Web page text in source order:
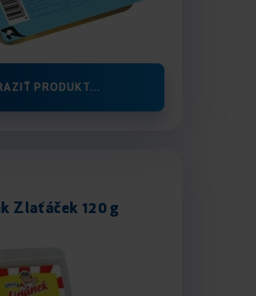
PRODUKT...
Zlaťáček 120 g